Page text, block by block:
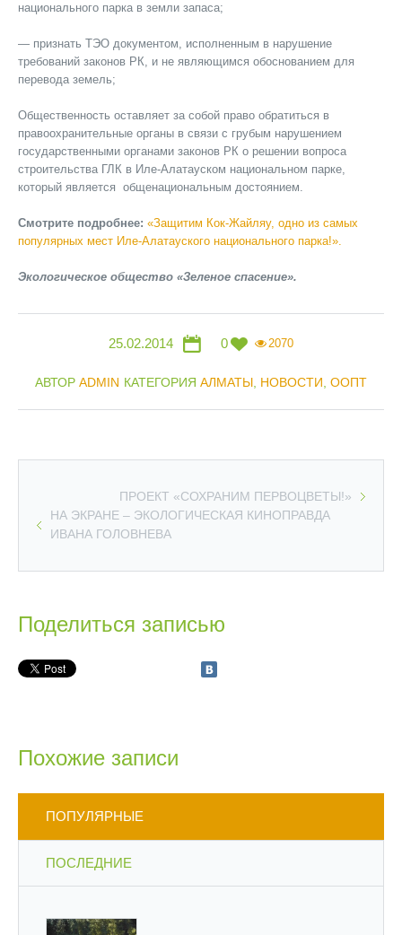
национального парка в земли запаса;
— признать ТЭО документом, исполненным в нарушение
требований законов РК, и не являющимся обоснованием для
перевода земель;
Общественность оставляет за собой право обратиться в
правоохранительные органы в связи с грубым нарушением
государственными органами законов РК о решении вопроса
строительства ГЛК в Иле-Алатауском национальном парке,
который является общенациональным достоянием.
Смотрите подробнее: «Защитим Кок-Жайляу, одно из самых
популярных мест Иле-Алатауского национального парка!».
Экологическое общество «Зеленое спасение».
25.02.2014 0 2070
АВТОР ADMIN КАТЕГОРИЯ АЛМАТЫ НОВОСТИ ООПТ
ПРОЕКТ «СОХРАНИМ ПЕРВОЦВЕТЫ!»
НА ЭКРАНЕ – ЭКОЛОГИЧЕСКАЯ КИНОПРАВДА
ИВАНА ГОЛОВНЕВА
Поделиться записью
Похожие записи
ПОПУЛЯРНЫЕ
ПОСЛЕДНИЕ